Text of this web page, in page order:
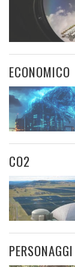
ECONOMICO
CO2
PERSONAGGI